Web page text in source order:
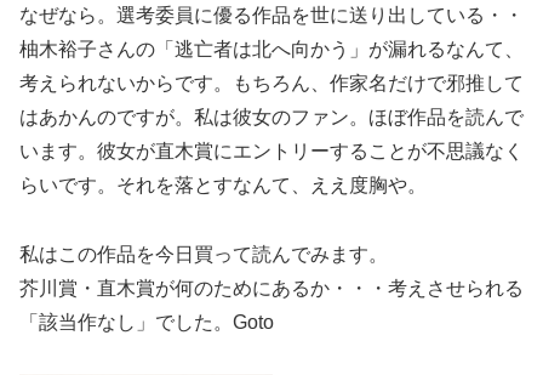
なぜなら。選考委員に優る作品を世に送り出している・・
柚木裕子さんの「逃亡者は北へ向かう」が漏れるなんて、
考えられないからです。もちろん、作家名だけで邪推して
はあかんのですが。私は彼女のファン。ほぼ作品を読んで
います。彼女が直木賞にエントリーすることが不思議なく
らいです。それを落とすなんて、ええ度胸や。
私はこの作品を今日買って読んでみます。
芥川賞・直木賞が何のためにあるか・・・考えさせられる
「該当作なし」でした。Goto